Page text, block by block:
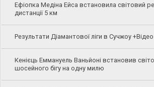
Ефіопка Медіна Ейса встановила світовий
дистанції 5 км
Результати Діамантової ліги в Сучжоу +Відео
Кенієць Еммануель Ваньйоні встановив
шосейного бігу на одну милю